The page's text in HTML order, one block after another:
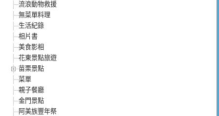
流浪動物救援
無菜單料理
生活紀錄
相片書
美食影相
花東景點旅遊
苗栗景點
菜單
親子餐廳
金門景點
阿美族豐年祭